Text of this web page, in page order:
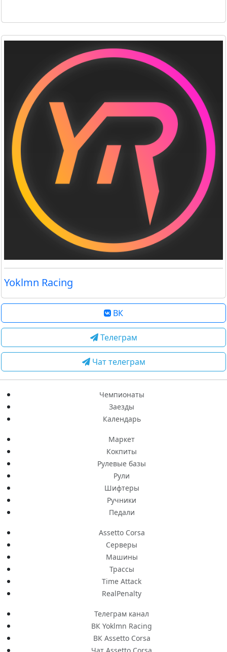
Yoklmn Racing
ВК
Телеграм
Чат телеграм
Чемпионаты
Заезды
Календарь
Маркет
Кокпиты
Рулевые базы
Рули
Шифтеры
Ручники
Педали
Assetto Corsa
Серверы
Машины
Трассы
Time Attack
RealPenalty
Телеграм канал
ВК Yoklmn Racing
ВК Assetto Corsa